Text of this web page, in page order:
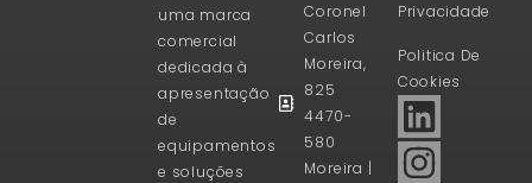
uma marca
comercial
dedicada à
apresentação
de
equipamentos
e soluções
Coronel
Carlos
Moreira,
825
4470-
580
Moreira |
Privacidade
Politica De
Cookies